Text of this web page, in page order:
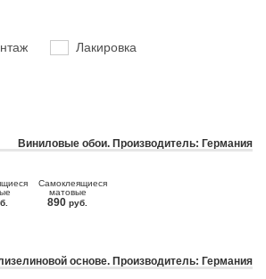
Лакировка
Виниловые обои. Производитель: Германия
Самоклеящиеся
матовые
890 руб.
основе. Производитель: Германия